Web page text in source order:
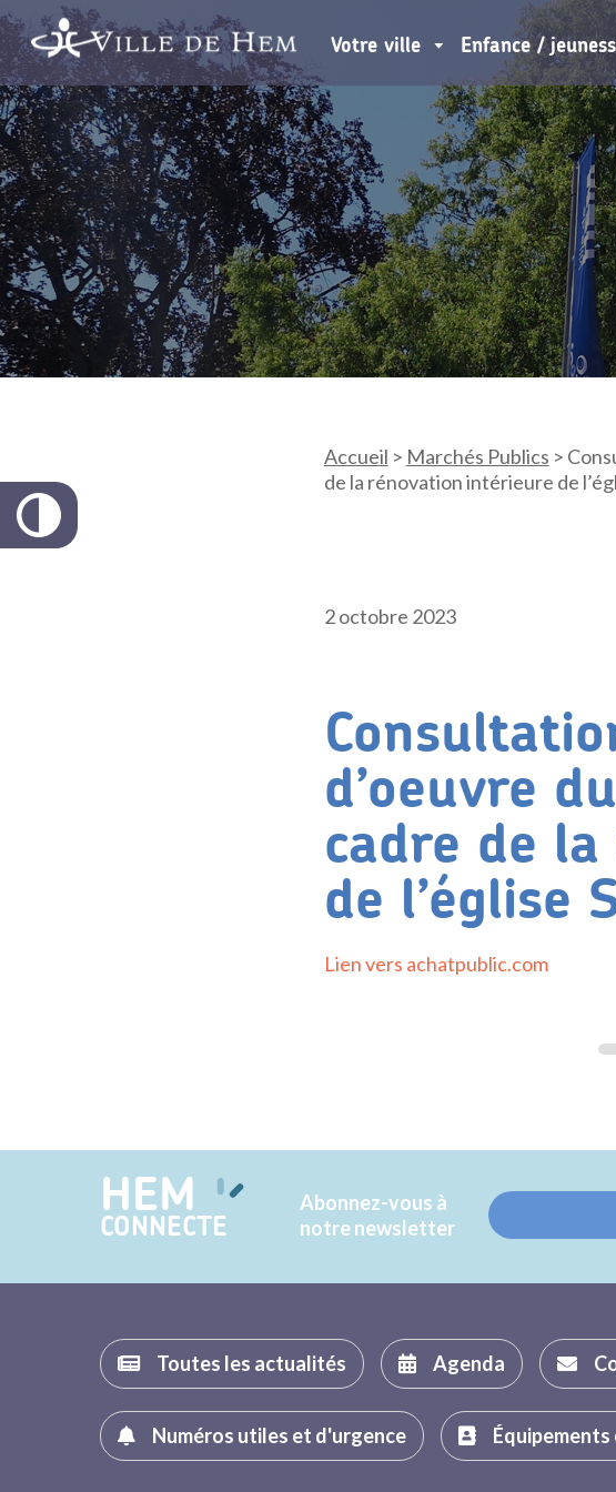
Votre ville Enfance /
Accueil > Marchés Publics >
de la rénovation intérieure de
2 octobre 2023
d’oeuvre
cadre de
de l’église
Lien vers achatpublic.com
HEM
CONNECTE
Abonnez-vous à
notre newsletter
Toutes les actualités Agenda
Numéros utiles et d'urgence